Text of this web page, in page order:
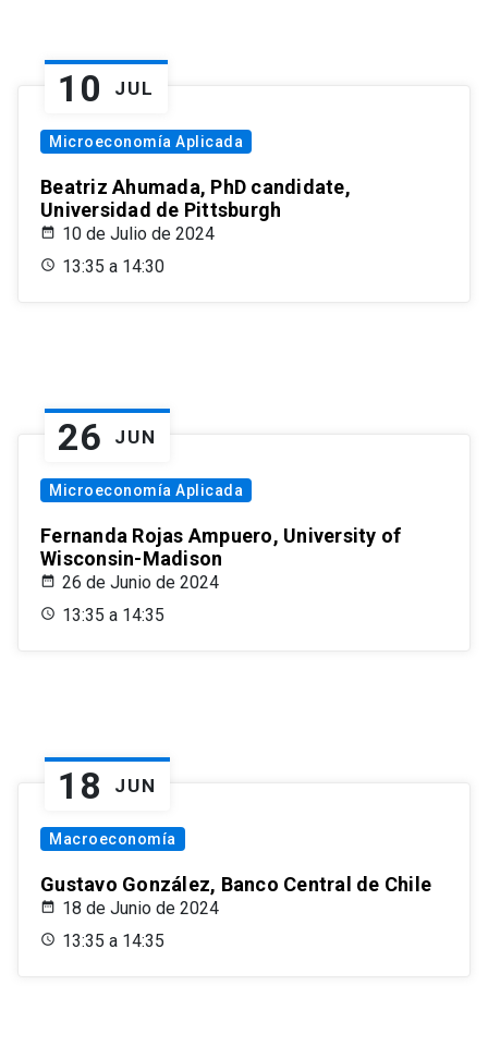
10 JUL
Microeconomía Aplicada
Beatriz Ahumada, PhD candidate,
Universidad de Pittsburgh
10 de Julio de 2024
13:35 a 14:30
26 JUN
Microeconomía Aplicada
Fernanda Rojas Ampuero, University of
Wisconsin-Madison
26 de Junio de 2024
13:35 a 14:35
18 JUN
Macroeconomía
Gustavo González, Banco Central de Chile
18 de Junio de 2024
13:35 a 14:35